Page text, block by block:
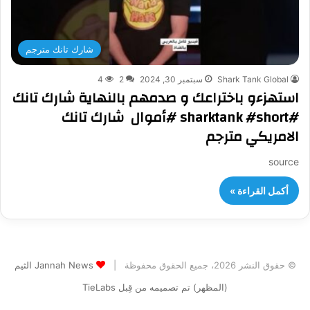
شارك تانك مترجم
Shark Tank Global سبتمبر 30, 2024 2
4
استهزءو باختراعك و صدمهم بالنهاية شارك تانك
#sharktank #short #أموال ‎ شارك تانك
الامريكي مترجم
source
أكمل القراءة »
© حقوق النشر 2026، جميع الحقوق محفوظة |
Jannah News الثيم
(المظهر) تم تصميمه من قِبل TieLabs